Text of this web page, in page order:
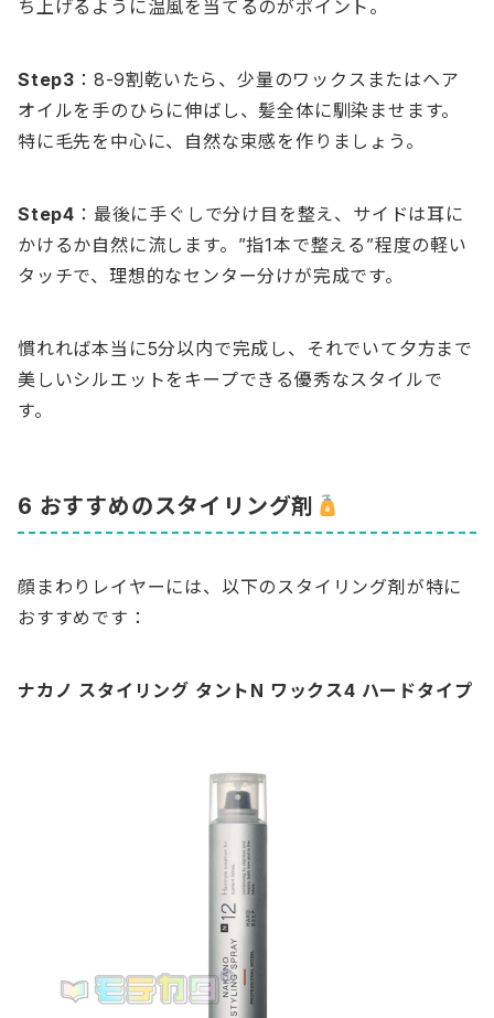
ち上げるように温風を当てるのがポイント。
Step3 ：8-9割乾いたら、少量のワックスまたはヘア
オイルを手のひらに伸ばし、髪全体に馴染ませます。
特に毛先を中心に、自然な束感を作りましょう。
Step4 ：最後に手ぐしで分け目を整え、サイドは耳に
かけるか自然に流します。”指1本で整える”程度の軽い
タッチで、理想的なセンター分けが完成です。
慣れれば本当に5分以内で完成し、それでいて夕方まで
美しいシルエットをキープできる優秀なスタイルで
す。
6 おすすめのスタイリング剤
顔まわりレイヤーには、以下のスタイリング剤が特に
おすすめです：
ナカノ スタイリング タントN ワックス4 ハードタイプ